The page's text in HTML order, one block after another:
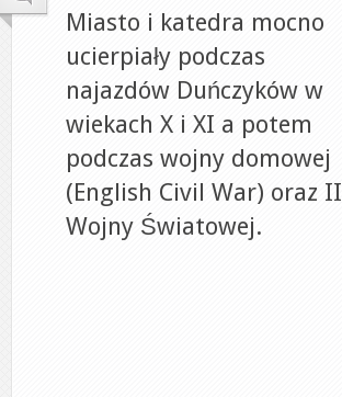
Miasto i katedra mocno
ucierpiały podczas
najazdów Duńczyków w
wiekach X i XI a potem
podczas wojny domowej
(English Civil War) oraz II
Wojny Światowej.